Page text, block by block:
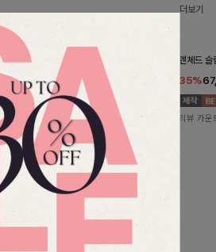
더보기
렌체드
35%
리뷰 카운